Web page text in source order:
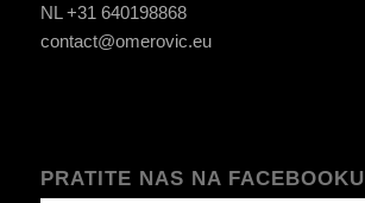
NL +31 640198868
contact@omerovic.eu
PRATITE NAS NA FACEBOOKU